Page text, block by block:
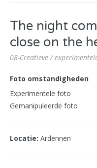
The night
close on the
08-Creatieve /
Foto omstandigheden
Experimentele foto
Gemanipuleerde foto
Locatie: Ardennen